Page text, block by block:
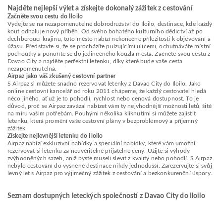
Najděte nejlepší výlet a získejte dokonalý zážitek z cestování
Začněte svou cestu do Iloilo
Vydejte se na nezapomenutelné dobrodružství do Iloilo, destinace, kde každý
kout odhaluje nový příběh. Od svého bohatého kulturního dědictví až po
dechberoucí krajinu, toto město nabízí nekonečné příležitosti k objevování a
úžasu. Představte si, že se procházíte pulzujícími ulicemi, ochutnáváte místní
pochoutky a ponoříte se do jedinečného kouzla města. Začněte svou cestu z
Davao City a najděte perfektní letenku, díky které bude vaše cesta
nezapomenutelná.
Airpaz jako váš zkušený cestovní partner
S Airpaz si můžete snadno rezervovat letenky z Davao City do Iloilo. Jako
online cestovní kancelář od roku 2011 chápeme, že každý cestovatel hledá
něco jiného, ať už je to pohodlí, rychlost nebo cenová dostupnost. To je
důvod, proč se Airpaz zavázal nabízet vám ty nejvhodnější možnosti letů, šité
na míru vašim potřebám. Pouhými několika kliknutími si můžete zajistit
letenku, která promění vaše cestovní plány v bezproblémový a příjemný
zážitek.
Získejte nejlevnější letenku do Iloilo
Airpaz nabízí exkluzivní nabídky a speciální nabídky, které vám umožní
rezervovat si letenku za neuvěřitelně přijatelné ceny. Užijte si výhody
zvýhodněných sazeb, aniž byste museli slevit z kvality nebo pohodlí. S Airpaz
nebylo cestování do vysněné destinace nikdy jednodušší. Zarezervujte si svůj
levný let s Airpaz pro výjimečný zážitek z cestování a bezkonkurenční úspory.
Seznam dostupných leteckých společností z Davao City do Iloilo